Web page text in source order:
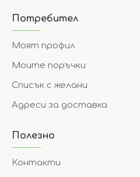
Потребител
Моят профил
Моите поръчки
Списък с желани
Адреси за доставка
Полезно
Контакти